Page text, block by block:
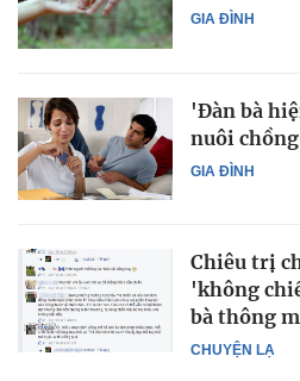
GIA ĐÌNH
GIA ĐÌNH
'Đàn bà
nuôi
CHUYỆN LẠ
Chiêu trị
'không
bà thông